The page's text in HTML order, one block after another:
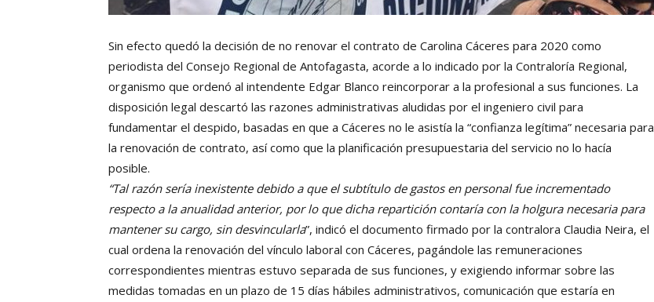
Sin efecto quedó la decisión de no renovar el contrato de Carolina Cáceres para 2020 como
periodista del Consejo Regional de Antofagasta, acorde a lo indicado por la Contraloría Regional,
organismo que ordenó al intendente Edgar Blanco reincorporar a la profesional a sus funciones. La
disposición legal descartó las razones administrativas aludidas por el ingeniero civil para
fundamentar el despido, basadas en que a Cáceres no le asistía la “confianza legítima” necesaria para
la renovación de contrato, así como que la planificación presupuestaria del servicio no lo hacía
posible.
“Tal razón sería inexistente debido a que el subtítulo de gastos en personal fue incrementado
respecto a la anualidad anterior, por lo que dicha repartición contaría con la holgura necesaria para
mantener su cargo, sin desvincularla”, indicó el documento firmado por la contralora Claudia Neira, el
cual ordena la renovación del vínculo laboral con Cáceres, pagándole las remuneraciones
correspondientes mientras estuvo separada de sus funciones, y exigiendo informar sobre las
medidas tomadas en un plazo de 15 días hábiles administrativos, comunicación que estaría en